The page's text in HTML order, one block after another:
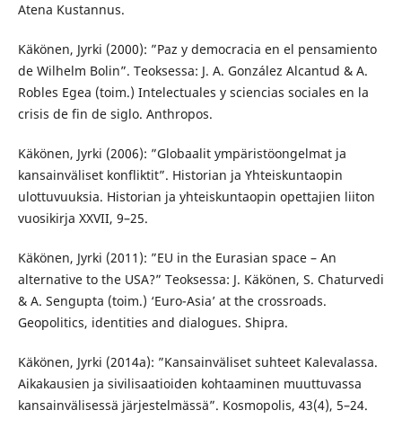
Atena Kustannus.
Käkönen, Jyrki (2000): ”Paz y democracia en el pensamiento
de Wilhelm Bolin”. Teoksessa: J. A. González Alcantud & A.
Robles Egea (toim.) Intelectuales y sciencias sociales en la
crisis de fin de siglo. Anthropos.
Käkönen, Jyrki (2006): ”Globaalit ympäristöongelmat ja
kansainväliset konfliktit”. Historian ja Yhteiskuntaopin
ulottuvuuksia. Historian ja yhteiskuntaopin opettajien liiton
vuosikirja XXVII, 9–25.
Käkönen, Jyrki (2011): ”EU in the Eurasian space – An
alternative to the USA?” Teoksessa: J. Käkönen, S. Chaturvedi
& A. Sengupta (toim.) ‘Euro-Asia’ at the crossroads.
Geopolitics, identities and dialogues. Shipra.
Käkönen, Jyrki (2014a): ”Kansainväliset suhteet Kalevalassa.
Aikakausien ja sivilisaatioiden kohtaaminen muuttuvassa
kansainvälisessä järjestelmässä”. Kosmopolis, 43(4), 5–24.